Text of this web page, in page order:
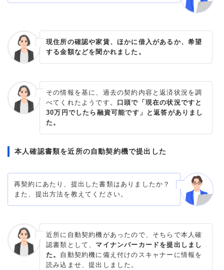
現住所の確認や家賃、ほかに借入があるか、希望
する金額などを聞かれました。
その情報を基に、過去の契約内容と返済状況を調
べてくれたようです。 口頭で「現在の状況ですと
30万円でしたら融資可能です」と返答がありまし
た。
本人確認書類を近所の自動契約機で提出した
再契約にあたり、提出した書類はありましたか？
また、提出方法を教えてください。
近所に自動契約機があったので、そちらで本人確
認書類として、 マイナンバーカードを提出しまし
た。 自動契約機に備え付けのスキャナーに情報を
読み込ませ、提出しました。